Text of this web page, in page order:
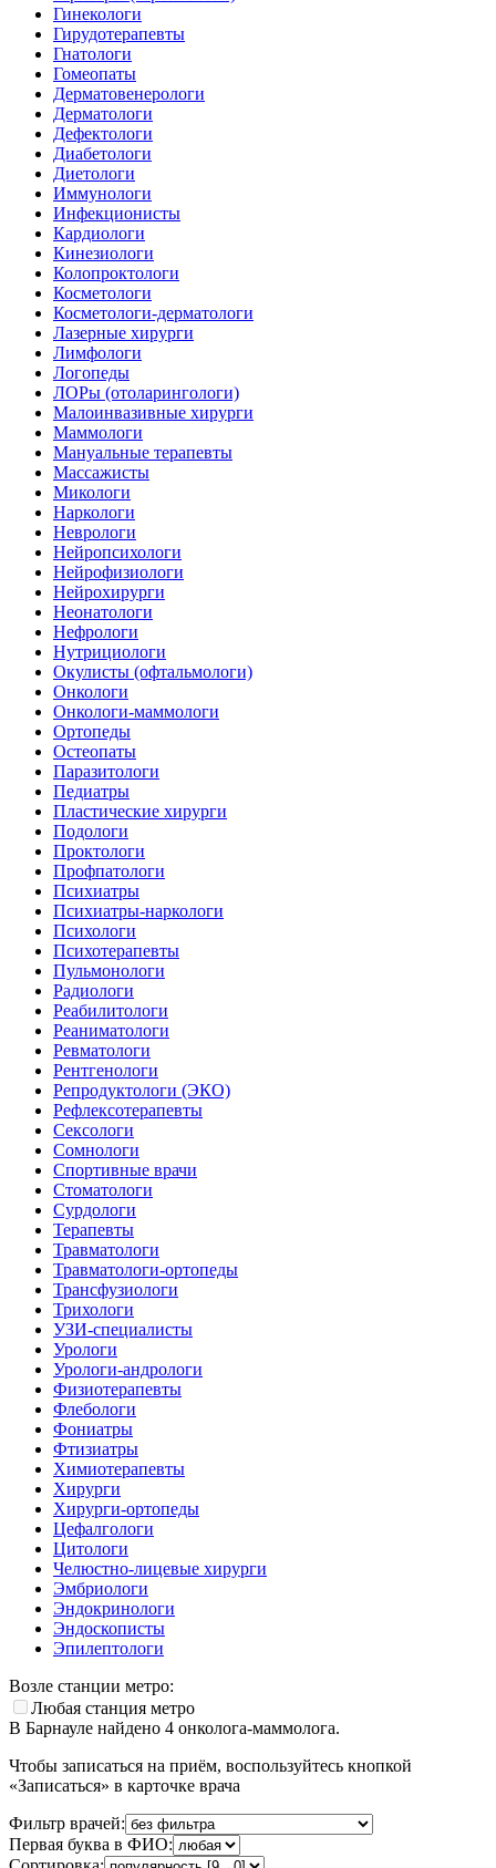
Гинекологи
Гирудотерапевты
Гнатологи
Гомеопаты
Дерматовенерологи
Дерматологи
Дефектологи
Диабетологи
Диетологи
Иммунологи
Инфекционисты
Кардиологи
Кинезиологи
Колопроктологи
Косметологи
Косметологи-дерматологи
Лазерные хирурги
Лимфологи
Логопеды
ЛОРы (отоларингологи)
Малоинвазивные хирурги
Маммологи
Мануальные терапевты
Массажисты
Микологи
Наркологи
Неврологи
Нейропсихологи
Нейрофизиологи
Нейрохирурги
Неонатологи
Нефрологи
Нутрициологи
Окулисты (офтальмологи)
Онкологи
Онкологи-маммологи
Ортопеды
Остеопаты
Паразитологи
Педиатры
Пластические хирурги
Подологи
Проктологи
Профпатологи
Психиатры
Психиатры-наркологи
Психологи
Психотерапевты
Пульмонологи
Радиологи
Реабилитологи
Реаниматологи
Ревматологи
Рентгенологи
Репродуктологи (ЭКО)
Рефлексотерапевты
Сексологи
Сомнологи
Спортивные врачи
Стоматологи
Сурдологи
Терапевты
Травматологи
Травматологи-ортопеды
Трансфузиологи
Трихологи
УЗИ-специалисты
Урологи
Урологи-андрологи
Физиотерапевты
Флебологи
Фониатры
Фтизиатры
Химиотерапевты
Хирурги
Хирурги-ортопеды
Цефалгологи
Цитологи
Челюстно-лицевые хирурги
Эмбриологи
Эндокринологи
Эндоскописты
Эпилептологи
Возле станции метро:
Любая станция метро
В Барнауле найдено 4 онколога-маммолога.
Чтобы записаться на приём, воспользуйтесь кнопкой
«Записаться» в карточке врача
Фильтр врачей:
Первая буква в ФИО: